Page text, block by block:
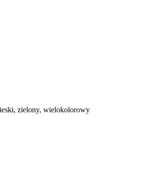
zielony, wielokolorowy